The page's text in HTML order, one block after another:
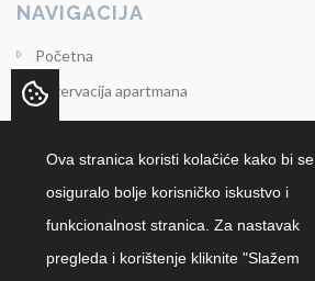
NAVIGACIJA
Početna
Rezervacija apartmana
Kućna pravila
Uvjeti rezervacije
O nama
Kontakt
Ova stranica koristi kolačiće kako bi se
osiguralo bolje korisničko iskustvo i
funkcionalnost stranica. Za nastavak
pregleda i korištenje kliknite "Slažem